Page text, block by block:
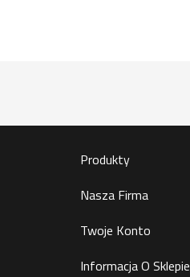
Produkty
Nasza Firma
Twoje Konto
Informacja O Sklepie